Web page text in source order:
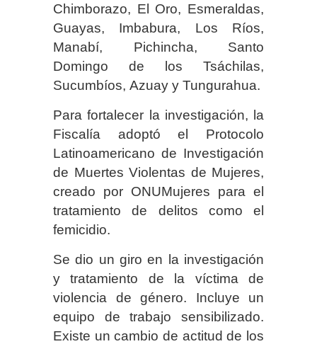
Chimborazo, El Oro, Esmeraldas,
Guayas, Imbabura, Los Ríos,
Manabí, Pichincha, Santo
Domingo de los Tsáchilas,
Sucumbíos, Azuay y Tungurahua.
Para fortalecer la investigación, la
Fiscalía adoptó el Protocolo
Latinoamericano de Investigación
de Muertes Violentas de Mujeres,
creado por ONUMujeres para el
tratamiento de delitos como el
femicidio.
Se dio un giro en la investigación
y tratamiento de la víctima de
violencia de género. Incluye un
equipo de trabajo sensibilizado.
Existe un cambio de actitud de los